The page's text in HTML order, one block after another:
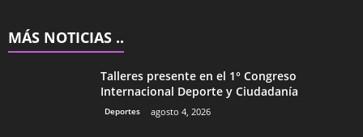
MÁS NOTICIAS ..
Talleres presente en el 1° Congreso
Internacional Deporte y Ciudadanía
Deportes agosto 4, 2026